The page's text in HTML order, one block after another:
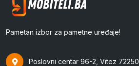
Pametan izbor za pametne uređaje!
Poslovni centar 96-2, Vitez 72250